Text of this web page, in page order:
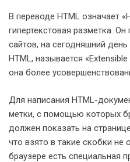
В переводе HTML означает
гипертекстовая разметка.
сайтов, на сегодняшний
HTML, называется
она более
Для написания HTML-
метки, с помощью которых
должен показать на
что взято в такие скобки не
браузере есть специальная